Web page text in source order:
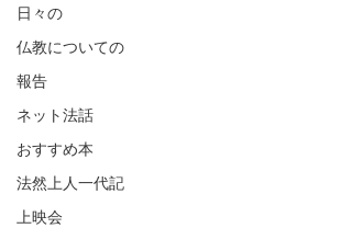
日々の
仏教についての
報告
ネット法話
おすすめ本
法然上人一代記
上映会